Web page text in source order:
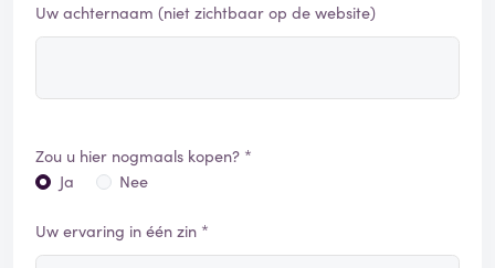
Uw achternaam (niet zichtbaar op de website)
Zou u hier nogmaals kopen? *
Ja
Nee
Uw ervaring in één zin *